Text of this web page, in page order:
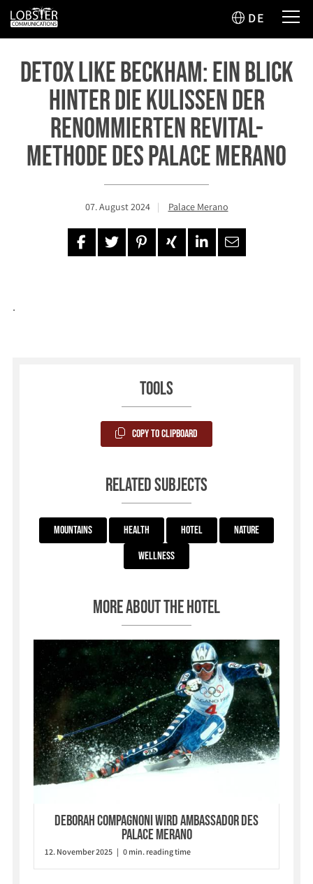
DE
Detox like Beckham: Ein Blick
hinter die Kulissen der
renommierten Revital-
Methode des Palace Merano
07. August 2024 Palace Merano
.
Tools
Copy to Clipboard
Related subjects
Mountains Health Hotel
Nature
Wellness
More about the hotel
Deborah Compagnoni wird Ambassador des
Palace Merano
12. November 2025 | 0 min. reading time